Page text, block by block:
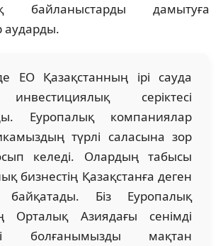
байланыстарды дамытуға
аударды.
ЕО Қазақстанның ірі сауда
серіктесі
Еуропалық компаниялар
түрлі саласына зор
келеді. Олардың табысы
бизнестің Қазақстанға деген
байқатады. Біз Еуропалық
Орталық Азиядағы сенімді
болғанымызды мақтан